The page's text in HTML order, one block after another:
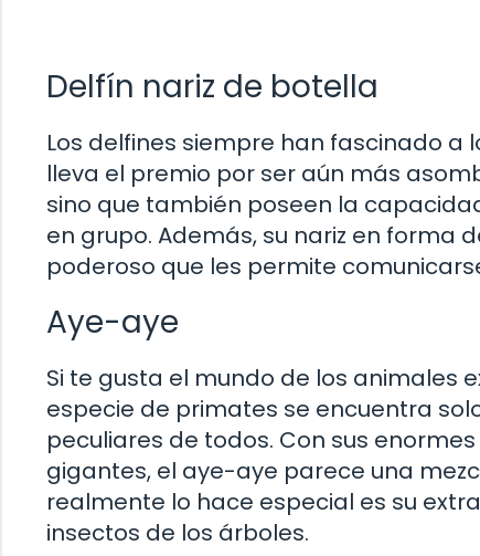
Delfín nariz de botella
Los delfines siempre han fascinado a
lleva el premio por ser aún más
sino que también poseen la
en grupo. Además, su nariz en forma
poderoso que les permite
Aye-aye
Si te gusta el mundo de los animales
especie de primates se encuentra
peculiares de todos. Con sus
gigantes, el aye-aye parece una
realmente lo hace especial es su
insectos de los árboles.